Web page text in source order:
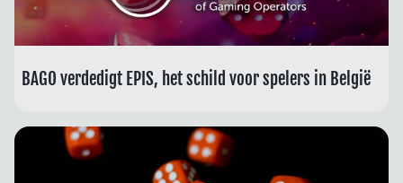
BAGO verdedigt EPIS, het schild voor spelers in België